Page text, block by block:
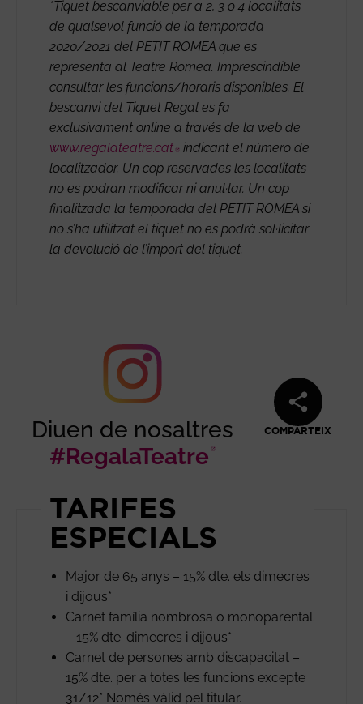
*Tiquet bescanviable per a 2, 3 o 4 localitats
de qualsevol funció de la temporada
2020/2021 del PETIT ROMEA que es
representa al Teatre Romea. Imprescindible
consultar les funcions/horaris disponibles. El
bescanvi del Tiquet Regal es fa
exclusivament online a través de la web de
www.regalateatre.cat
Abre en nueva ventana
indicant el número de
localitzador. Un cop reservades les localitats
no es podran modificar ni anul·lar. Un cop
finalitzada la temporada del PETIT ROMEA si
no s’ha utilitzat el tiquet no es podrà sol·licitar
la devolució de l’import del tiquet.
Diuen de nosaltres
#RegalaTeatre
COMPARTEIX
TARIFES
ESPECIALS
Major de 65 anys – 15% dte. els dimecres
i dijous*
Carnet família nombrosa o monoparental
– 15% dte. dimecres i dijous*
Carnet de persones amb discapacitat –
15% dte. per a totes les funcions excepte
31/12* Només vàlid pel titular.